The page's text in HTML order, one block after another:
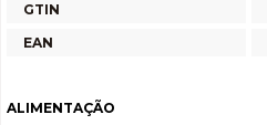
GTIN
EAN
ALIMENTAÇÃO